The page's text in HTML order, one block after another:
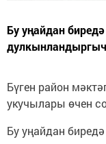
Бу уңайдан
Бүген район
укучылары өчен
Бу уңайдан